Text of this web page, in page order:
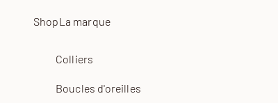
ShopLa marque
Colliers
Boucles d'oreilles